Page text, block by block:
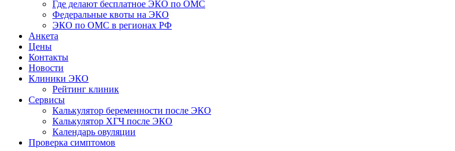
Где делают бесплатное ЭКО по ОМС
Федеральные квоты на ЭКО
ЭКО по ОМС в регионах РФ
Анкета
Цены
Контакты
Новости
Клиники ЭКО
Рейтинг клиник
Сервисы
Калькулятор беременности после ЭКО
Калькулятор ХГЧ после ЭКО
Календарь овуляции
Проверка симптомов